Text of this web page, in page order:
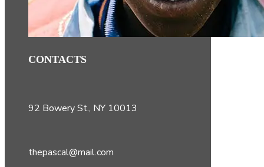
CONTACTS
92 Bowery St., NY 10013
thepascal@mail.com